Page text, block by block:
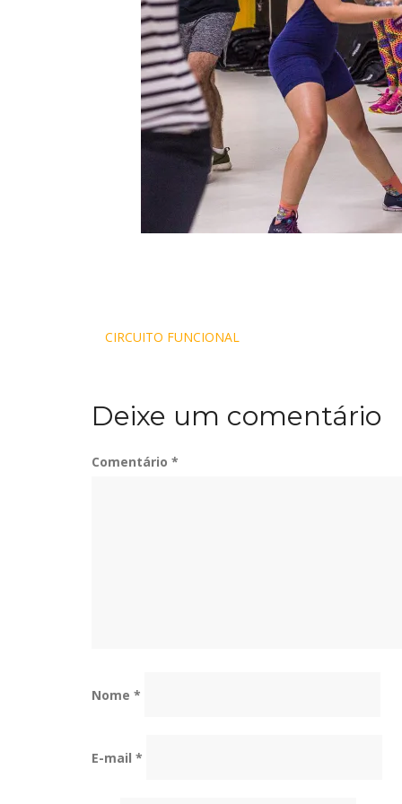
Navegação
Post
CIRCUITO FUNCIONAL
Deixe um comentário
Comentário *
Nome *
E-mail *